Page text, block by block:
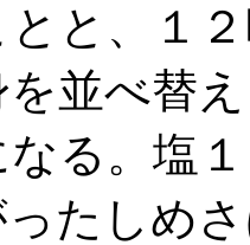
と、１
並べ替
る。塩
たしめ